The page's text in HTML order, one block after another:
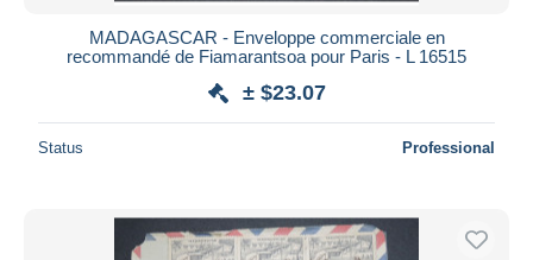
MADAGASCAR - Enveloppe commerciale en
recommandé de Fiamarantsoa pour Paris - L 16515
± $23.07
Status Professional